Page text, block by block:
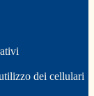
dei cellulari